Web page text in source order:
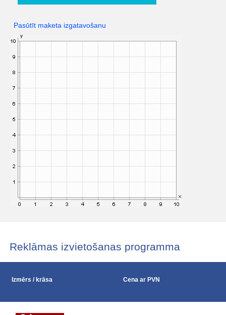
Pasūtīt maketa izgatavošanu
Reklāmas izvietošanas programma
Izmērs / krāsa Cena ar PVN